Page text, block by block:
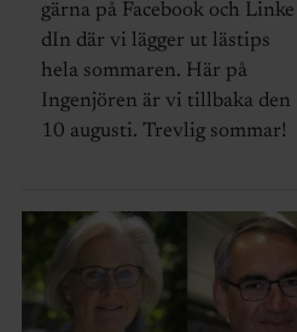
gärna på Facebook och Linke
dIn där vi lägger ut lästips
hela sommaren. Här på
Ingenjören är vi tillbaka den
10 augusti. Trevlig sommar!